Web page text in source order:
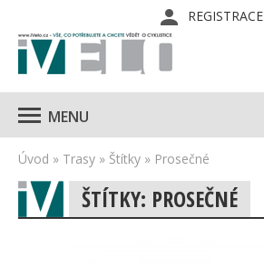
REGISTRACE
MENU
Úvod » Trasy » Štítky » Prosečné
ŠTÍTKY: PROSEČNÉ